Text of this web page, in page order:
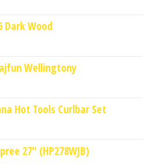
Dark Wood
Wellingtony
Hot Tools Curlbar Set
27" (HP278WJB)